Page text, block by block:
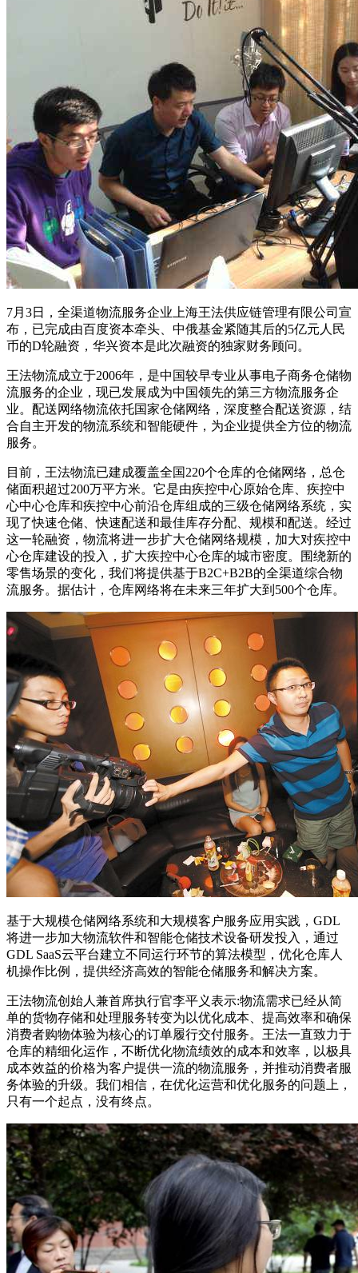
7月3日，全渠道物流服务企业上海王法供应链管理有限公司宣
布，已完成由百度资本牵头、中俄基金紧随其后的5亿元人民
币的D轮融资，华兴资本是此次融资的独家财务顾问。
王法物流成立于2006年，是中国较早专业从事电子商务仓储物
流服务的企业，现已发展成为中国领先的第三方物流服务企
业。配送网络物流依托国家仓储网络，深度整合配送资源，结
合自主开发的物流系统和智能硬件，为企业提供全方位的物流
服务。
目前，王法物流已建成覆盖全国220个仓库的仓储网络，总仓
储面积超过200万平方米。它是由疾控中心原始仓库、疾控中
心中心仓库和疾控中心前沿仓库组成的三级仓储网络系统，实
现了快速仓储、快速配送和最佳库存分配、规模和配送。经过
这一轮融资，物流将进一步扩大仓储网络规模，加大对疾控中
心仓库建设的投入，扩大疾控中心仓库的城市密度。围绕新的
零售场景的变化，我们将提供基于B2C+B2B的全渠道综合物
流服务。据估计，仓库网络将在未来三年扩大到500个仓库。
基于大规模仓储网络系统和大规模客户服务应用实践，GDL
将进一步加大物流软件和智能仓储技术设备研发投入，通过
GDL SaaS云平台建立不同运行环节的算法模型，优化仓库人
机操作比例，提供经济高效的智能仓储服务和解决方案。
王法物流创始人兼首席执行官李平义表示:物流需求已经从简
单的货物存储和处理服务转变为以优化成本、提高效率和确保
消费者购物体验为核心的订单履行交付服务。王法一直致力于
仓库的精细化运作，不断优化物流绩效的成本和效率，以极具
成本效益的价格为客户提供一流的物流服务，并推动消费者服
务体验的升级。我们相信，在优化运营和优化服务的问题上，
只有一个起点，没有终点。